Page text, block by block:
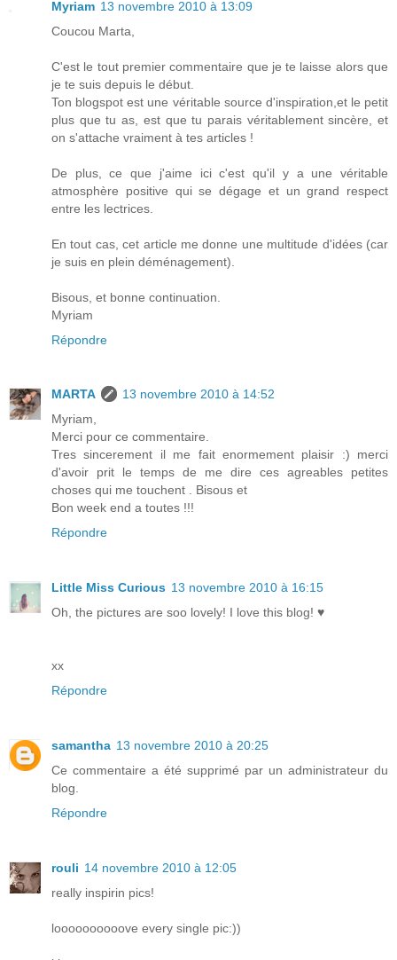
Myriam 13 novembre 2010 à 13:09
Coucou Marta,
C'est le tout premier commentaire que je te laisse alors que
je te suis depuis le début.
Ton blogspot est une véritable source d'inspiration,et le petit
plus que tu as, est que tu parais véritablement sincère, et
on s'attache vraiment à tes articles !
De plus, ce que j'aime ici c'est qu'il y a une véritable
atmosphère positive qui se dégage et un grand respect
entre les lectrices.
En tout cas, cet article me donne une multitude d'idées (car
je suis en plein déménagement).
Bisous, et bonne continuation.
Myriam
Répondre
MARTA
13 novembre 2010 à 14:52
Myriam,
Merci pour ce commentaire.
Tres sincerement il me fait enormement plaisir :) merci
d'avoir prit le temps de me dire ces agreables petites
choses qui me touchent . Bisous et
Bon week end a toutes !!!
Répondre
Little Miss Curious 13 novembre 2010 à 16:15
Oh, the pictures are soo lovely! I love this blog! ♥
xx
Répondre
samantha 13 novembre 2010 à 20:25
Ce commentaire a été supprimé par un administrateur du
blog.
Répondre
rouli 14 novembre 2010 à 12:05
really inspirin pics!
loooooooooove every single pic:))